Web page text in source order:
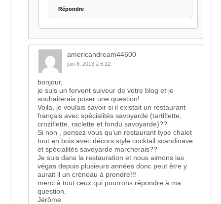
Répondre
americandream44600
juin 8, 2013 à 6:12
bonjour,
je suis un fervent suiveur de votre blog et je
souhaiterais poser une question!
Voila, je voulais savoir si il existait un restaurant
français avec spécialités savoyarde (tartiflette,
croziflette, raclette et fondu savoyarde)??
Si non , pensez vous qu’un restaurant type chalet
tout en bois avec décors style cocktail scandinave
et spécialités savoyarde marcherais??
Je suis dans la restauration et nous aimons las
végas depuis plusieurs années donc peut être y
aurait il un créneau à prendre!!!
merci à tout ceux qui pourrons répondre à ma
question.
Jérôme